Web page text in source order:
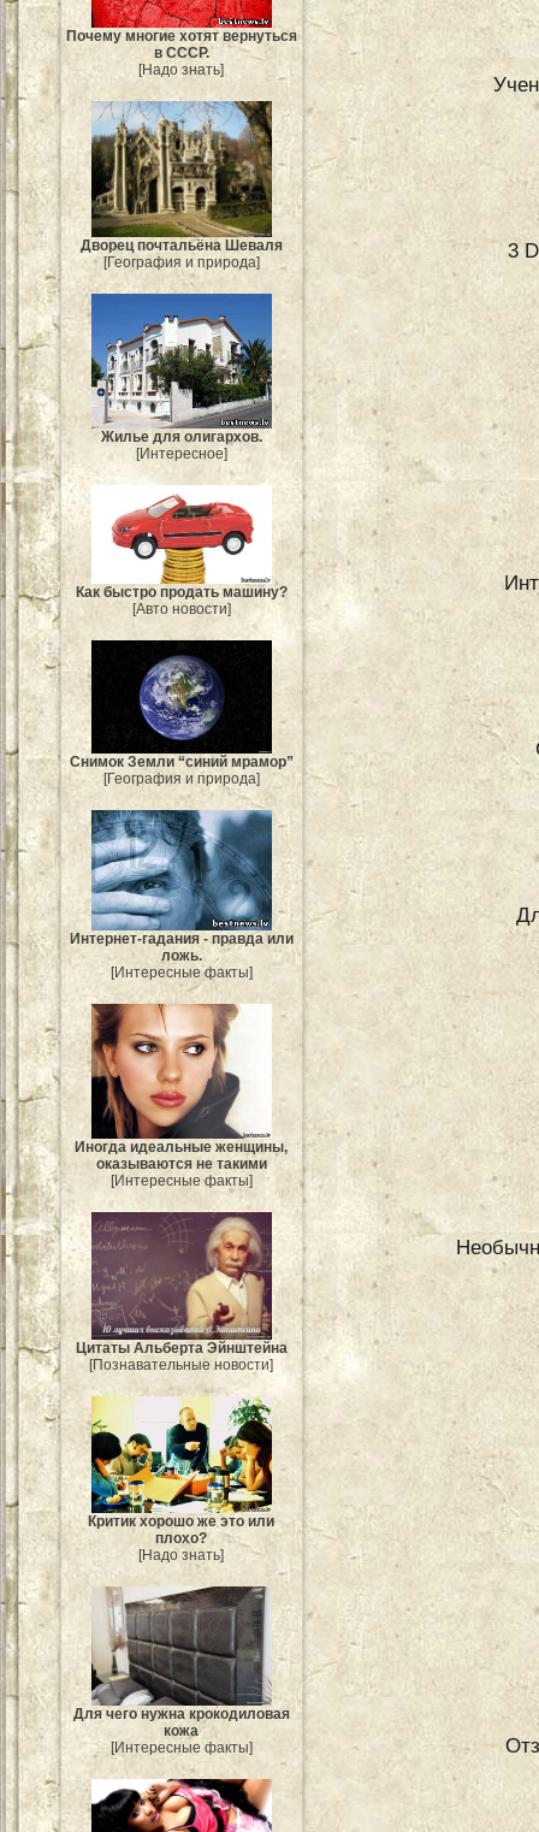
Почему многие хотят вернуться
в СССР.
[Надо знать]
Дворец почтальёна Шеваля
[География и природа]
Жилье для олигархов.
[Интересное]
Как быстро продать машину?
[Авто новости]
Снимок Земли “синий мрамор”
[География и природа]
Интернет-гадания - правда или
ложь.
[Интересные факты]
Иногда идеальные женщины,
оказываются не такими
[Интересные факты]
Цитаты Альберта Эйнштейна
[Познавательные новости]
Критик хорошо же это или
плохо?
[Надо знать]
Для чего нужна крокодиловая
кожа
[Интересные факты]
3